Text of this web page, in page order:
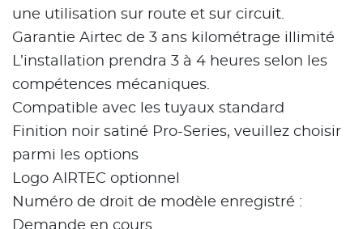
une utilisation sur route et sur circuit.
Garantie Airtec de 3 ans kilométrage illimité
L’installation prendra 3 à 4 heures selon les
compétences mécaniques.
Compatible avec les tuyaux standard
Finition noir satiné Pro-Series, veuillez choisir
parmi les options
Logo AIRTEC optionnel
Numéro de droit de modèle enregistré :
Demande en cours